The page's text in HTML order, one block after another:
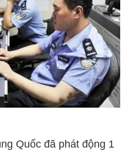
Quốc đã phát động 1